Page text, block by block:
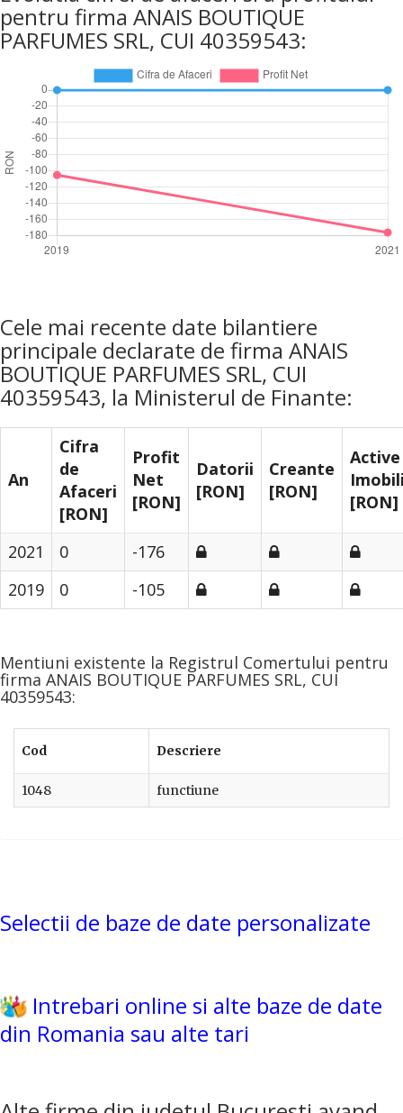
pentru firma ANAIS BOUTIQUE
PARFUMES SRL, CUI 40359543:
Cele mai recente date bilantiere
principale declarate de firma ANAIS
BOUTIQUE PARFUMES SRL, CUI
40359543, la Ministerul de Finante:
An
Cifra
de
Afaceri
[RON]
Profit
Net
[RON]
Datorii
[RON]
Creante
[RON]
Active
[RON]
2021 0
-176
2019
0 -105
Mentiuni existente la Registrul Comertului pentru
firma ANAIS BOUTIQUE PARFUMES SRL, CUI
40359543:
Cod Descriere
1048 functiune
Selectii de baze de date personalizate
Intrebari online si alte baze de date
din Romania sau alte tari